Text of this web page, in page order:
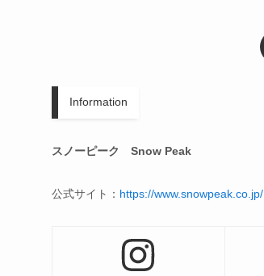
Information
スノーピーク Snow Peak
公式サイト： https://www.snowpeak.co.jp/